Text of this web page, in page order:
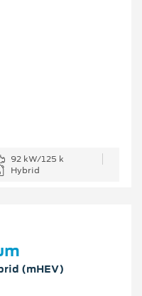
92 kW/125 k
Hybrid
(mHEV)